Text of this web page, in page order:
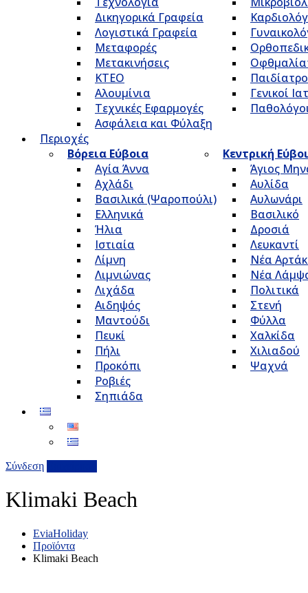
Δικηγορικά Γραφεία
Λογιστικά Γραφεία
Μεταφορές
Μετακινήσεις
ΚΤΕΟ
Αλουμίνια
Τεχνικές Εφαρμογές
Ασφάλεια και Φύλαξη
Γενικοί
Περιοχές
Βόρεια Εύβοια
Αγία Άννα
Αχλάδι
Βασιλικά (Ψαροπούλι)
Ελληνικά
Ήλια
Ιστιαία
Λίμνη
Λιμνιώνας
Λιχάδα
Αιδηψός
Μαντούδι
Πευκί
Πήλι
Προκόπι
Ροβιές
Σηπιάδα
Κεντρική
Άγιος
Αυλίδα
Αυλωνάρι
Βασιλικό
Δροσιά
Λευκαντί
Νέα
Νέα
Πολιτικά
Στενή
Φύλλα
Χαλκίδα
Χιλιαδού
Ψαχνά
Σύνδεση
Klimaki Beach
EviaHoliday
Προϊόντα
Klimaki Beach